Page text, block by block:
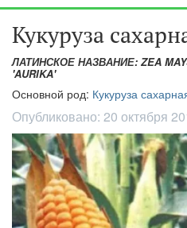
Кукуруза
ЛАТИНСКОЕ НАЗВАНИЕ: ZEA
'AURIKA'
Основной род: Кукуруза
Опубликовано: 20 октября